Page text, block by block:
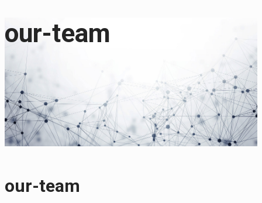
our-team
our-team